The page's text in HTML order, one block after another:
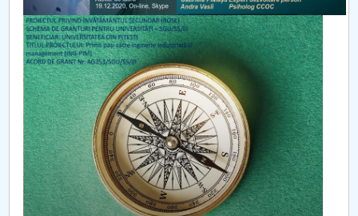
Centrul de Consiliere și Orientare în Carieră
Chestionar angajabilitate ALUMNI – UPB
CAR2026
MENIU CANTINA
Activitatea I. Activitatea de îndrumare şi suport
(tutorat şi mentorat)